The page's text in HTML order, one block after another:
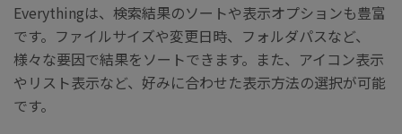
Everythingは、検索結果のソートや表示オプションも豊富
です。ファイルサイズや変更日時、フォルダパスなど、
様々な要因で結果をソートできます。また、アイコン表示
やリスト表示など、好みに合わせた表示方法の選択が可能
です。